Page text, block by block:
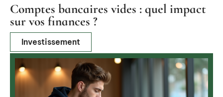
Comptes bancaires vides : quel impact
sur vos finances ?
Investissement